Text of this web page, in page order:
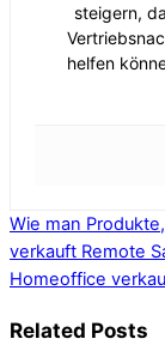
steigern,
helfen
Wie man
verkauft Remote
Homeoffice
Related Posts